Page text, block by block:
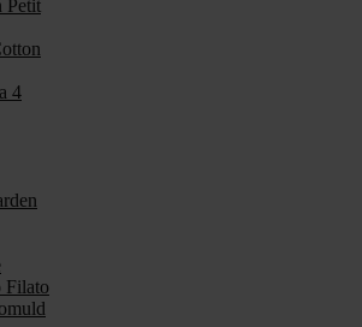
Petit
4
Filato